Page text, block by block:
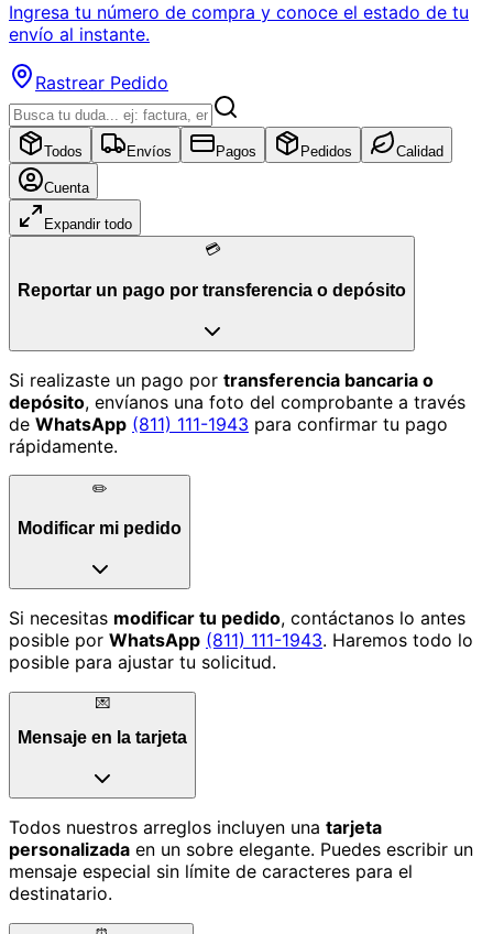
Ingresa tu número de compra y conoce el estado de tu
envío al instante.
Rastrear Pedido
Todos Envíos Pagos Pedidos Calidad
Cuenta
Expandir todo
💳
Reportar un pago por transferencia o depósito
Si realizaste un pago por transferencia bancaria o
depósito, envíanos una foto del comprobante a través
de WhatsApp (811) 111-1943 para confirmar tu pago
rápidamente.
✏️
Modificar mi pedido
Si necesitas modificar tu pedido, contáctanos lo antes
posible por WhatsApp (811) 111-1943. Haremos todo lo
posible para ajustar tu solicitud.
💌
Mensaje en la tarjeta
Todos nuestros arreglos incluyen una tarjeta
personalizada en un sobre elegante. Puedes escribir un
mensaje especial sin límite de caracteres para el
destinatario.